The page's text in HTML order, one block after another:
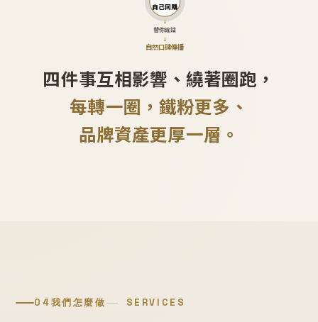
自己回購
↓
替你說話
↓
自然口碑傳播
四件事互相影響、繞著圈跑，
每轉一圈，鐵粉更多、
品牌資產更厚一層。
04我們怎麼做 SERVICES